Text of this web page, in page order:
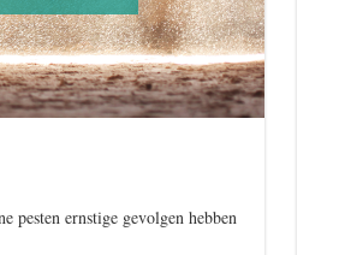
pesten ernstige gevolgen hebben